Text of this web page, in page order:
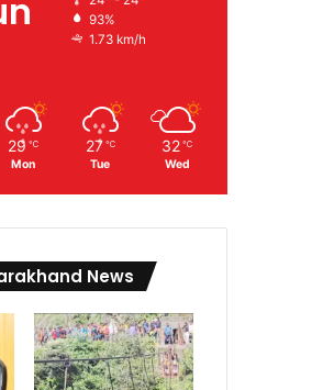
93%
1.73 km/h
29 ℃
Mon
27 ℃
Tue
32 ℃
Wed
News